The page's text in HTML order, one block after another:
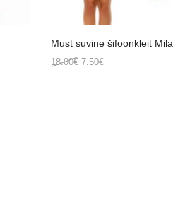
Must suvine šifoonkleit Mila
18.00€ Original
7.50€Current